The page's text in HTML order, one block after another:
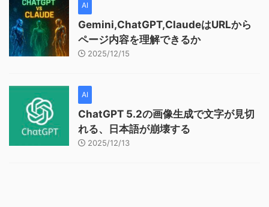
AI
Gemini,ChatGPT,ClaudeはURLから
ページ内容を理解できるか
2025/12/15
AI
ChatGPT 5.2の画像生成で文字が見切
れる、日本語が崩壊する
2025/12/13